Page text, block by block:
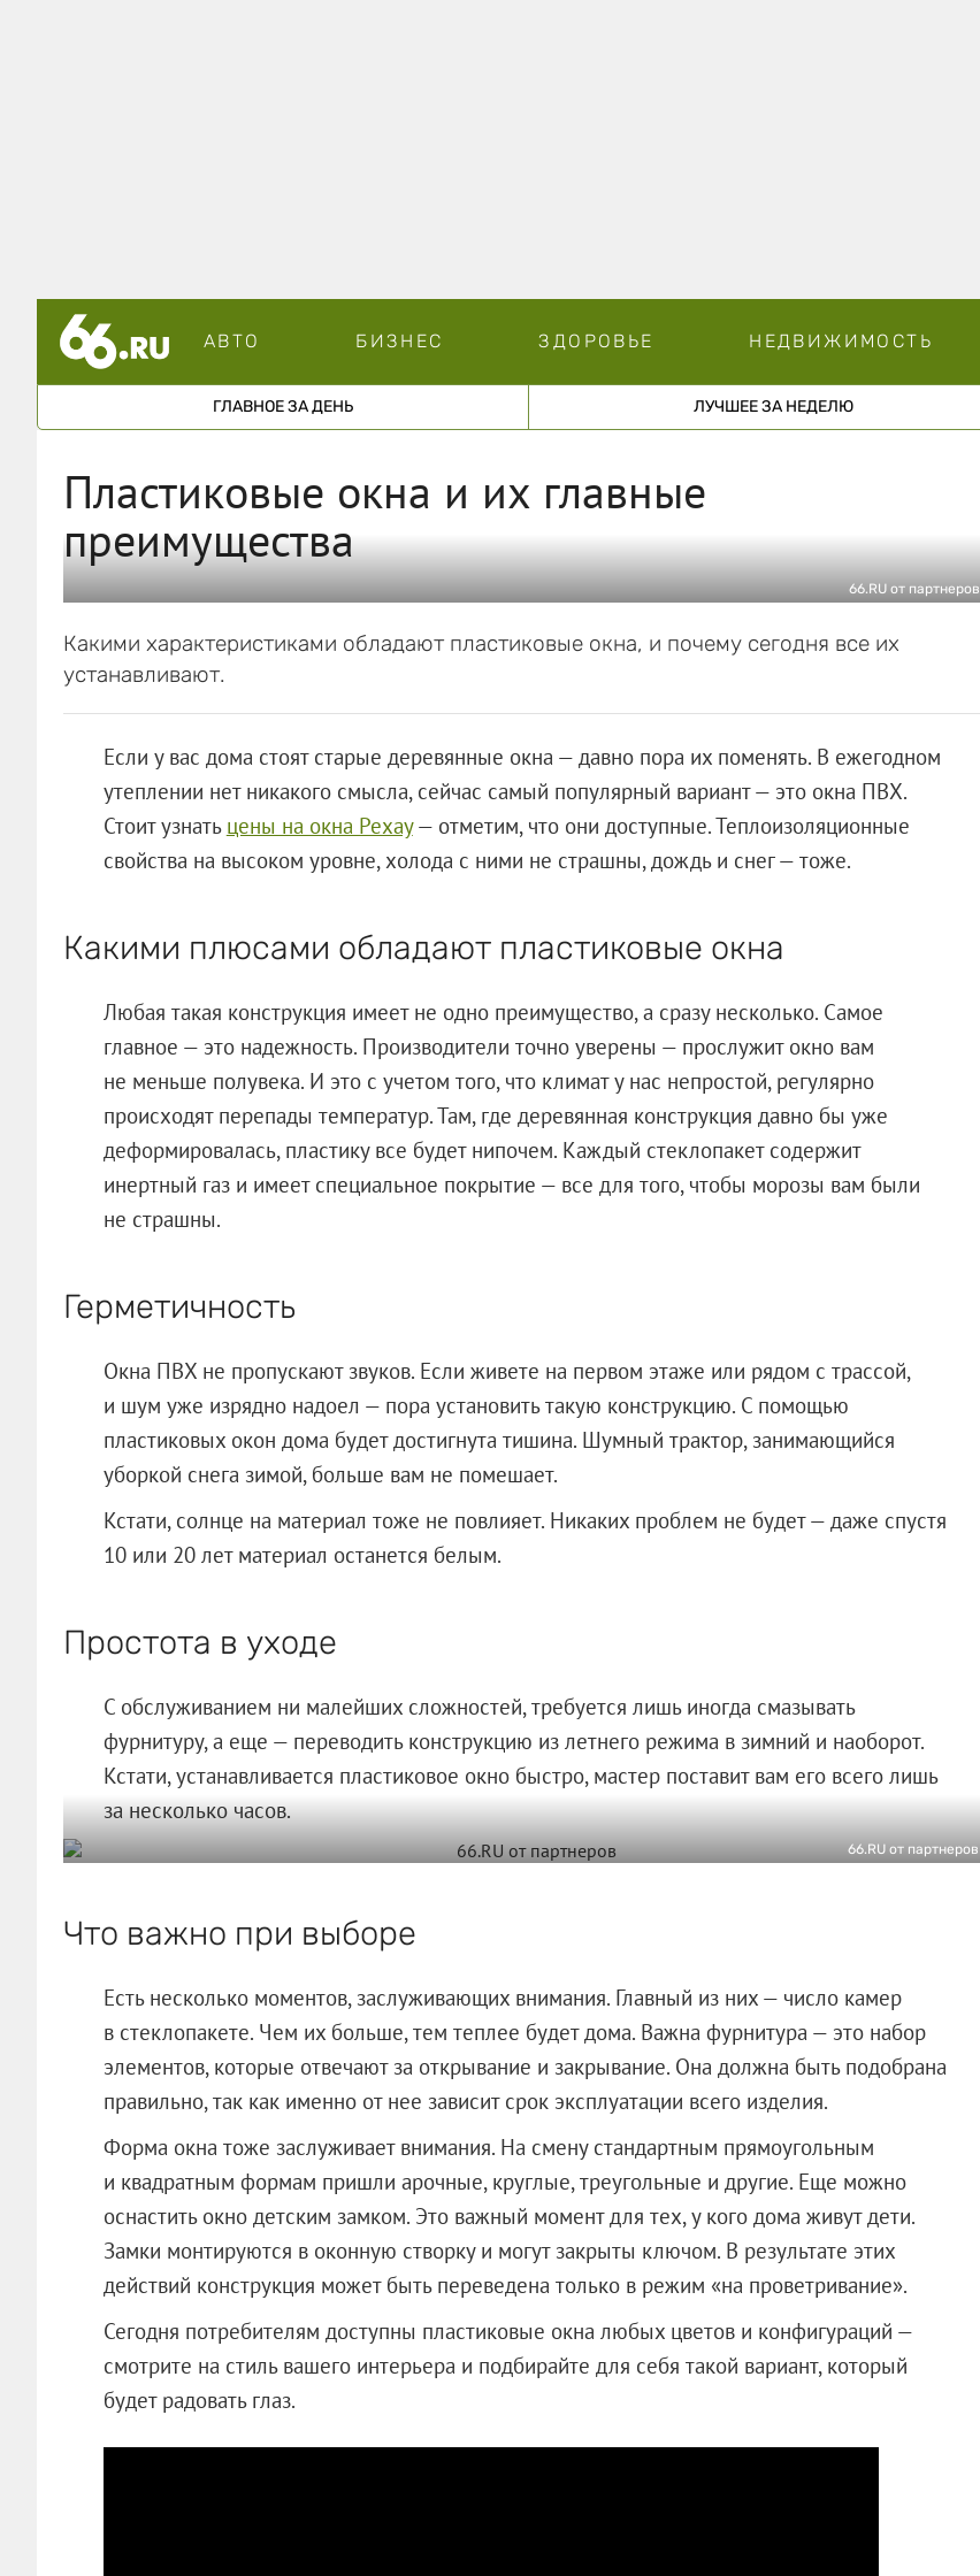
АВТО БИЗНЕС ЗДОРОВЬЕ НЕДВИЖИМОСТЬ
ГЛАВНОЕ ЗА ДЕНЬ ЛУЧШЕЕ ЗА НЕДЕЛЮ
Пластиковые окна и их главные
преимущества
66.RU от партнеров
Какими характеристиками обладают пластиковые окна, и почему сегодня все их
устанавливают.
Если у вас дома стоят старые деревянные окна — давно пора их поменять. В ежегодном
утеплении нет никакого смысла, сейчас самый популярный вариант — это окна ПВХ.
Стоит узнать цены на окна Рехау— отметим, что они доступные. Теплоизоляционные
свойства на высоком уровне, холода с ними не страшны, дождь и снег — тоже.
Какими плюсами обладают пластиковые окна
Любая такая конструкция имеет не одно преимущество, а сразу несколько. Самое
главное — это надежность. Производители точно уверены — прослужит окно вам
не меньше полувека. И это с учетом того, что климат у нас непростой, регулярно
происходят перепады температур. Там, где деревянная конструкция давно бы уже
деформировалась, пластику все будет нипочем. Каждый стеклопакет содержит
инертный газ и имеет специальное покрытие — все для того, чтобы морозы вам были
не страшны.
Герметичность
Окна ПВХ не пропускают звуков. Если живете на первом этаже или рядом с трассой,
и шум уже изрядно надоел — пора установить такую конструкцию. С помощью
пластиковых окон дома будет достигнута тишина. Шумный трактор, занимающийся
уборкой снега зимой, больше вам не помешает.
Кстати, солнце на материал тоже не повлияет. Никаких проблем не будет — даже спустя
10 или 20 лет материал останется белым.
Простота в уходе
С обслуживанием ни малейших сложностей, требуется лишь иногда смазывать
фурнитуру, а еще — переводить конструкцию из летнего режима в зимний и наоборот.
Кстати, устанавливается пластиковое окно быстро, мастер поставит вам его всего лишь
за несколько часов.
66.RU от партнеров
Что важно при выборе
Есть несколько моментов, заслуживающих внимания. Главный из них — число камер
в стеклопакете. Чем их больше, тем теплее будет дома. Важна фурнитура — это набор
элементов, которые отвечают за открывание и закрывание. Она должна быть подобрана
правильно, так как именно от нее зависит срок эксплуатации всего изделия.
Форма окна тоже заслуживает внимания. На смену стандартным прямоугольным
и квадратным формам пришли арочные, круглые, треугольные и другие. Еще можно
оснастить окно детским замком. Это важный момент для тех, у кого дома живут дети.
Замки монтируются в оконную створку и могут закрыты ключом. В результате этих
действий конструкция может быть переведена только в режим «на проветривание».
Сегодня потребителям доступны пластиковые окна любых цветов и конфигураций —
смотрите на стиль вашего интерьера и подбирайте для себя такой вариант, который
будет радовать глаз.